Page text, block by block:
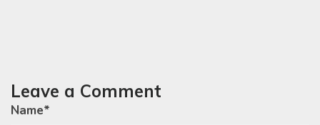
Leave a Comment
Name*